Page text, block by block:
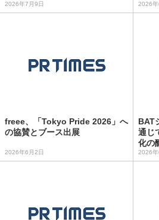
2026年7月9日 2026年
freee、「Tokyo Pride 2026」へ
の協賛とブース出展
2026年6月2日
BAT
通じ
化の
2026年